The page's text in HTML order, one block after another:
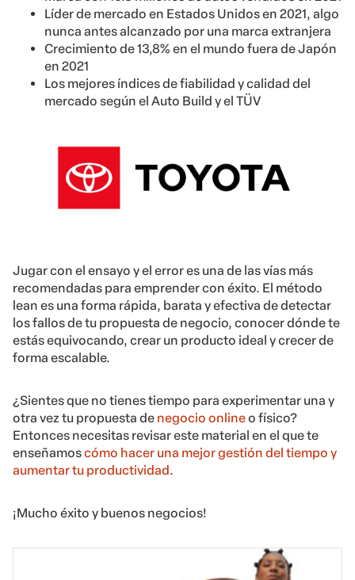
Líder de mercado en Estados Unidos en 2021, algo
nunca antes alcanzado por una marca extranjera
Crecimiento de 13,8% en el mundo fuera de Japón
en 2021
Los mejores índices de fiabilidad y calidad del
mercado según el Auto Build y el TÜV
Jugar con el ensayo y el error es una de las vías más
recomendadas para emprender con éxito. El método
lean es una forma rápida, barata y efectiva de detectar
los fallos de tu propuesta de negocio, conocer dónde te
estás equivocando, crear un producto ideal y crecer de
forma escalable.
¿Sientes que no tienes tiempo para experimentar una y
otra vez tu propuesta de negocio onlineo físico?
Entonces necesitas revisar este material en el que te
enseñamoscómo hacer una mejor gestión del tiempo y
aumentar tu productividad.
¡Mucho éxito y buenos negocios!